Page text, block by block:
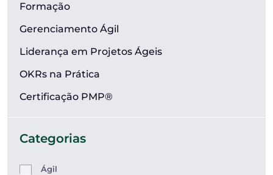
Formação
Gerenciamento Ágil
Liderança em Projetos Ágeis
OKRs na Prática
Certificação PMP®
Categorias
Ágil